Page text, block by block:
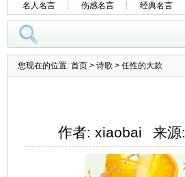
名人名言
伤感名言 经典名言
您现在的位置: 首页 > 诗歌 > 任性的大款
作者: xiaobai 来源: